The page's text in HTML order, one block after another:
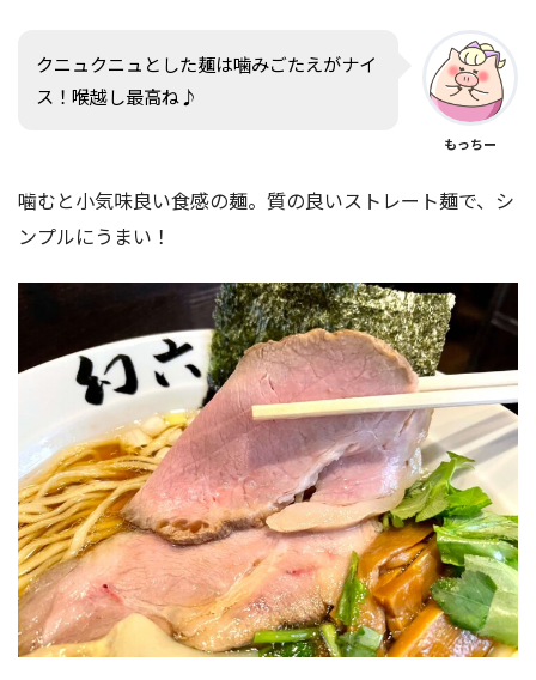
クニュクニュとした麺は噛みごたえがナイ
ス！喉越し最高ね♪
もっちー
噛むと小気味良い食感の麺。質の良いストレート麺で、シ
ンプルにうまい！